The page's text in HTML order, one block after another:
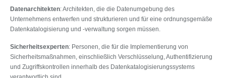
Datenarchitekten: Architekten, die die Datenumgebung des
Unternehmens entwerfen und strukturieren und für eine ordnungsgemäße
Datenkatalogisierung und -verwaltung sorgen müssen.
Sicherheitsexperten: Personen, die für die Implementierung von
Sicherheitsmaßnahmen, einschließlich Verschlüsselung, Authentifizierung
und Zugriffskontrollen innerhalb des Datenkatalogisierungssystems